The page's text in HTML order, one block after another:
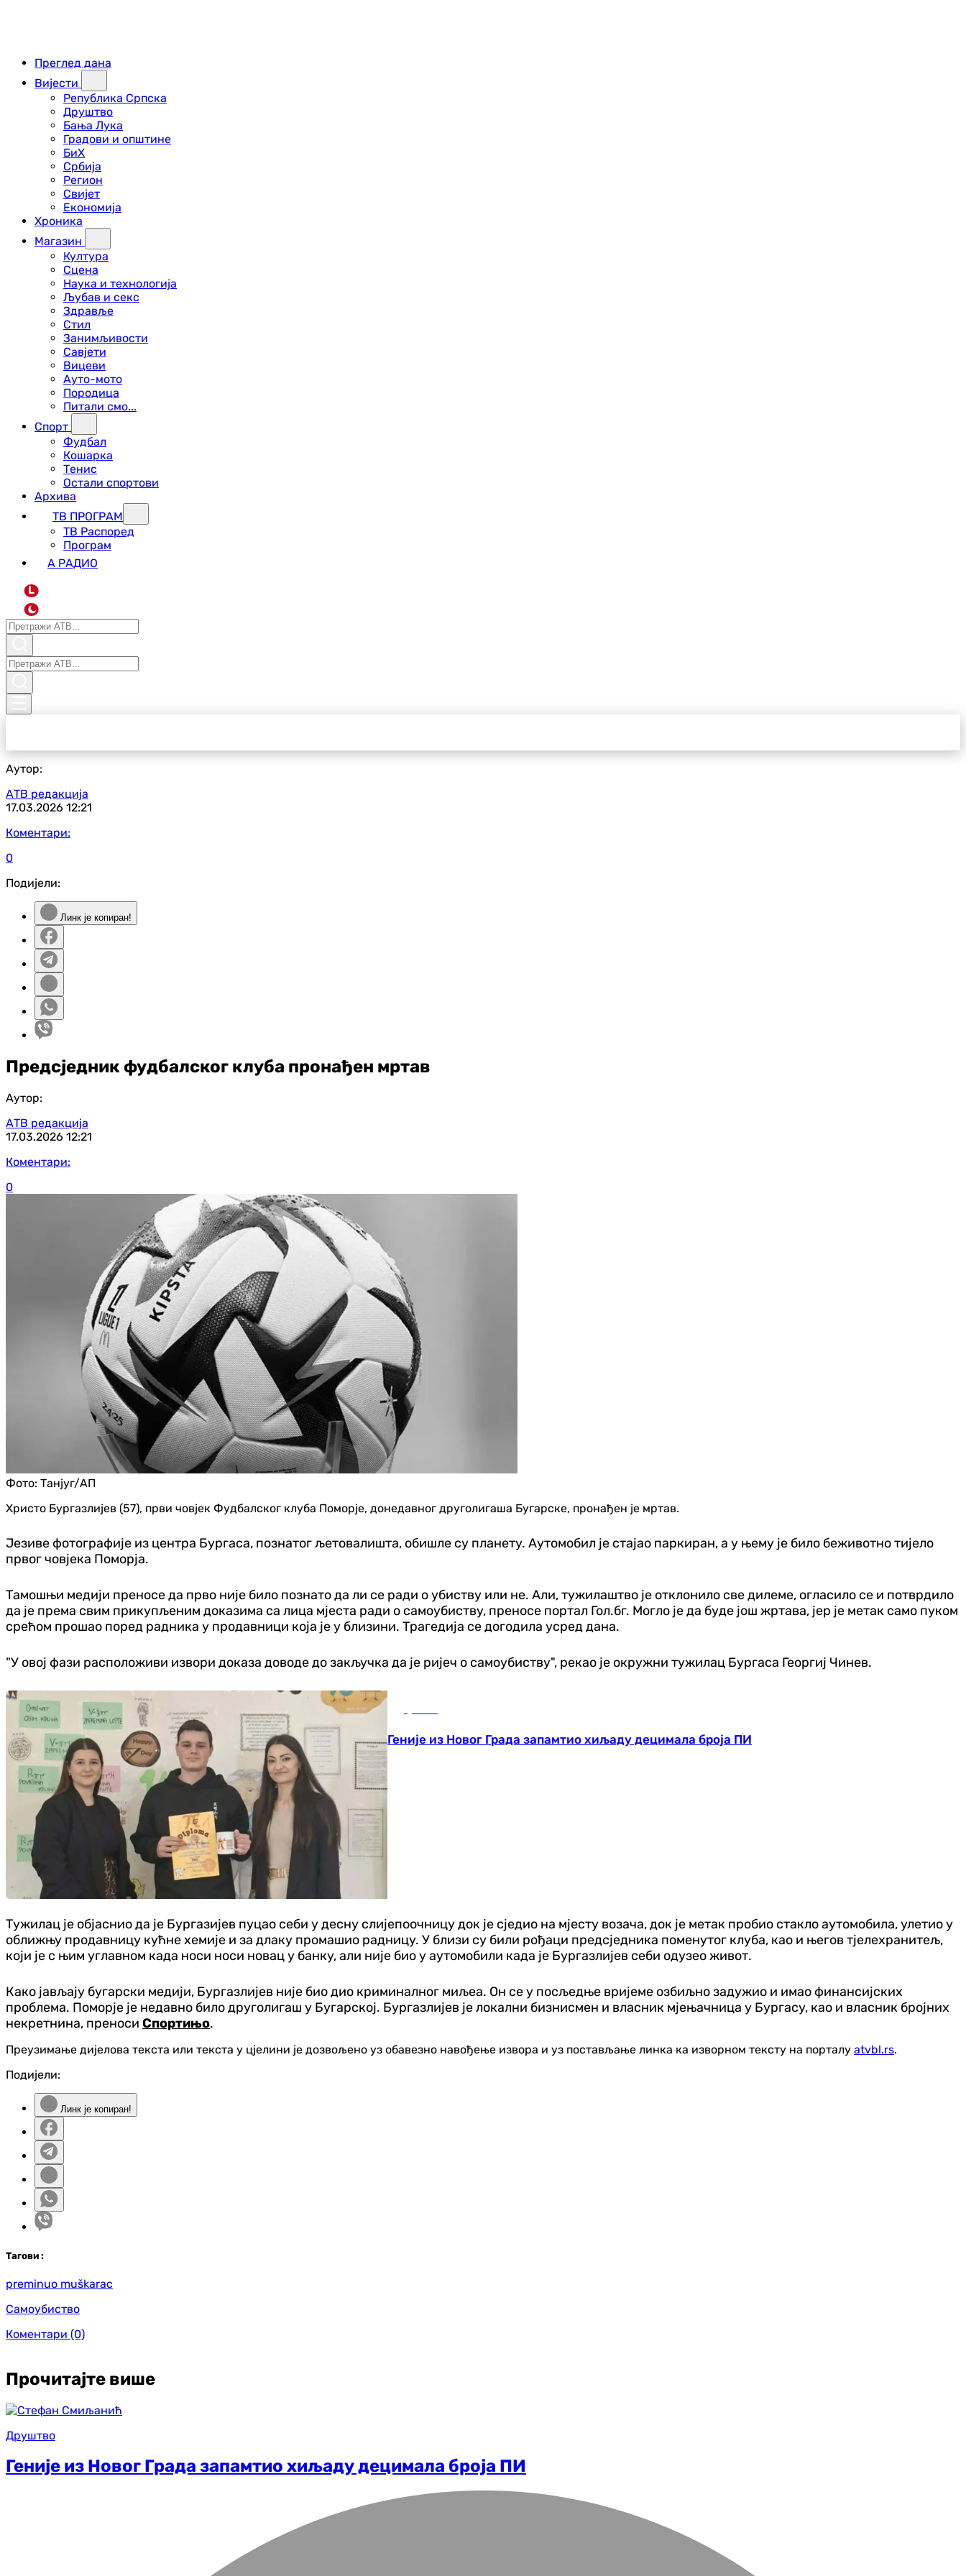
Преглед дана
Вијести
Република Српска
Друштво
Бања Лука
Градови и општине
БиХ
Србија
Регион
Свијет
Економија
Хроника
Магазин
Култура
Сцена
Наука и технологија
Љубав и секс
Здравље
Стил
Занимљивости
Савјети
Вицеви
Ауто-мото
Породица
Питали смо...
Спорт
Фудбал
Кошарка
Тенис
Остали спортови
Архива
ТВ ПРОГРАМ
ТВ Распоред
Програм
А РАДИО
L
Аутор:
АТВ редакција
17.03.2026 12:21
Коментари:
0
Подијели:
Линк је копиран!
Предсједник фудбалског клуба пронађен мртав
Аутор:
АТВ редакција
17.03.2026 12:21
Коментари:
0
Фото: Танјуг/АП
Христо Бургазлијев (57), први човјек Фудбалског клуба Поморје, донедавног друголигаша Бугарске, пронађен је мртав.
Језиве фотографије из центра Бургаса, познатог љетовалишта, обишле су планету. Аутомобил је стајао паркиран, а у њему је било беживотно тијело
првог човјека Поморја.
Тамошњи медији преносе да прво није било познато да ли се ради о убиству или не. Али, тужилаштво је отклонило све дилеме, огласило се и потврдило
да је према свим прикупљеним доказима са лица мјеста ради о самоубиству, преносе портал Гол.бг. Могло је да буде још жртава, јер је метак само пуком
срећом прошао поред радника у продавници која је у близини. Трагедија се догодила усред дана.
"У овој фази расположиви извори доказа доводе до закључка да је ријеч о самоубиству", рекао је окружни тужилац Бургаса Георгиј Чинев.
Геније из Новог Града запамтио хиљаду децимала броја ПИ
Тужилац је објаснио да је Бургазијев пуцао себи у десну слијепоочницу док је сједио на мјесту возача, док је метак пробио стакло аутомобила, улетио у
оближњу продавницу кућне хемије и за длаку промашио радницу. У близи су били рођаци предсједника поменутог клуба, као и његов тјелехранитељ,
који је с њим углавном када носи носи новац у банку, али није био у аутомобили када је Бургазлијев себи одузео живот.
Како јављају бугарски медији, Бургазлијев није био дио криминалног миљеа. Он се у посљедње вријеме озбиљно задужио и имао финансијских
проблема. Поморје је недавно било друголигаш у Бугарској. ​Бургазлијев је локални бизнисмен и власник мјењачница у Бургасу, као и власник бројних
некретнина, преноси Спортињо.
Преузимање дијелова текста или текста у цјелини је дозвољено уз обавезно навођење извора и уз постављање линка ка изворном тексту на порталу atvbl.rs.
Подијели:
Линк је копиран!
Тагови :
preminuo muškarac
Самоубиство
Коментари (0)
Прочитајте више
Друштво
Геније из Новог Града запамтио хиљаду децимала броја ПИ